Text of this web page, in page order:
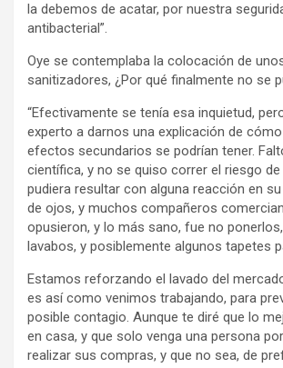
la debemos de acatar, por nuestra
antibacterial”.
Oye se contemplaba la colocación de
sanitizadores, ¿Por qué finalmente no se
“Efectivamente se tenía esa inquietud,
experto a darnos una explicación de
efectos secundarios se podrían tener.
científica, y no se quiso correr el riesgo de
pudiera resultar con alguna reacción en
de ojos, y muchos compañeros
opusieron, y lo más sano, fue no
lavabos, y posiblemente algunos tapetes
Estamos reforzando el lavado del
es así como venimos trabajando, para
posible contagio. Aunque te diré que lo
en casa, y que solo venga una persona
realizar sus compras, y que no sea, de